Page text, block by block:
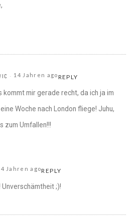
14 Jahren agoREPLY
kommt mir gerade recht, da ich ja im
Woche nach London fliege! Juhu,
zum Umfallen!!!
Jahren agoREPLY
Unverschämtheit ;)!